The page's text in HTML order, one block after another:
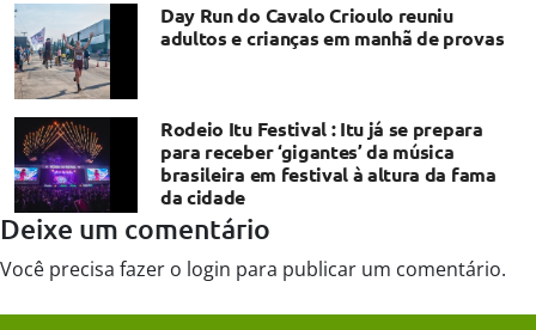
Day Run do Cavalo Crioulo reuniu
adultos e crianças em manhã de provas
Rodeio Itu Festival : Itu já se prepara
para receber ‘gigantes’ da música
brasileira em festival à altura da fama
da cidade
Deixe um comentário
Você precisa fazer o login para publicar um comentário.